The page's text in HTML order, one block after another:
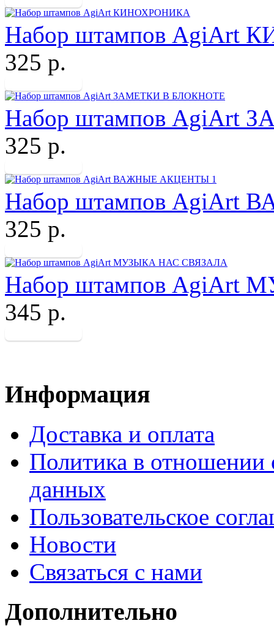
Набор штампов AgiArt
325 р.
Набор штампов AgiArt
325 р.
Набор штампов
325 р.
Набор штампов
345 р.
Информация
Доставка и оплата
Политика в отношении
данных
Пользовательское
Новости
Связаться с нами
Дополнительно